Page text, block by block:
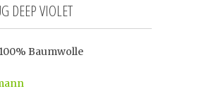
DEEP VIOLET
Baumwolle